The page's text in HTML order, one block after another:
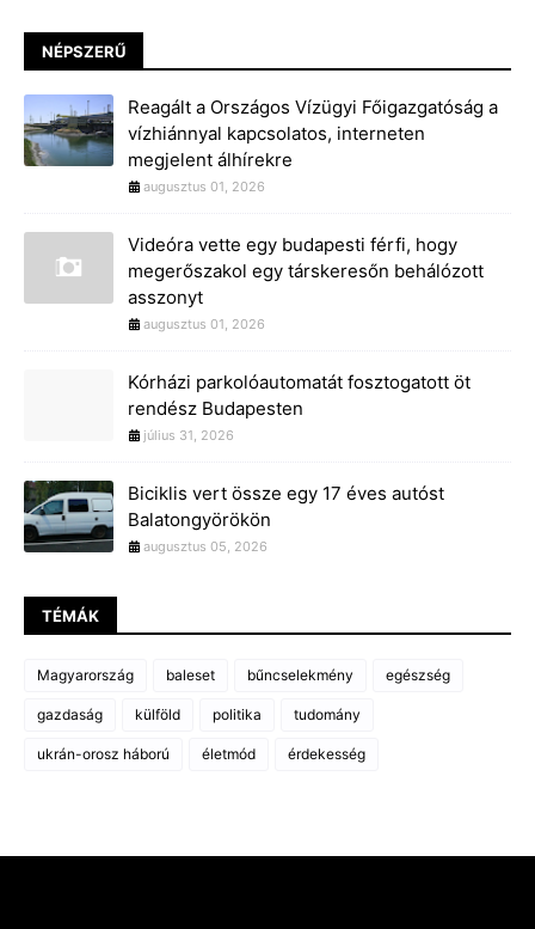
NÉPSZERŰ
Reagált a Országos Vízügyi Főigazgatóság a
vízhiánnyal kapcsolatos, interneten
megjelent álhírekre
augusztus 01, 2026
Videóra vette egy budapesti férfi, hogy
megerőszakol egy társkeresőn behálózott
asszonyt
augusztus 01, 2026
Kórházi parkolóautomatát fosztogatott öt
rendész Budapesten
július 31, 2026
Biciklis vert össze egy 17 éves autóst
Balatongyörökön
augusztus 05, 2026
TÉMÁK
Magyarország baleset bűncselekmény egészség
gazdaság külföld politika tudomány
ukrán-orosz háború életmód érdekesség